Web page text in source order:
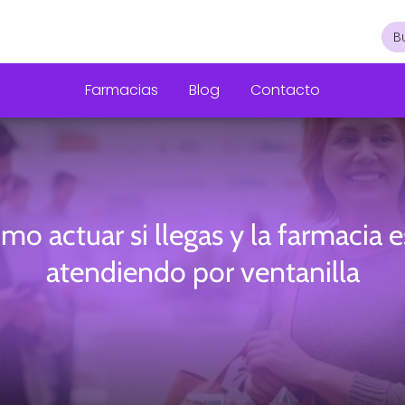
Farmacias Blog Contacto
actuar si llegas y la farmacia
atendiendo por ventanilla